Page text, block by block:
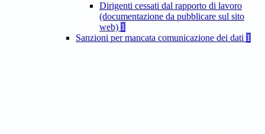
Dirigenti cessati dal rapporto di lavoro
(documentazione da pubblicare sul sito
web) 1
Sanzioni per mancata comunicazione dei dati 1